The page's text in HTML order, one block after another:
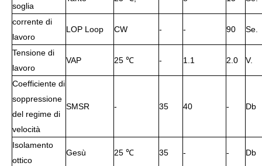
soglia
corrente di
lavoro
LOP Loop CW - - 90 Se.
Tensione di
lavoro
VAP 25 ℃ - 1.1 2.0 V.
Coefficiente di
soppressione
del regime di
velocità
SMSR - 35 40 - Db
Isolamento
ottico
Gesù 25 ℃ 35 - - Db